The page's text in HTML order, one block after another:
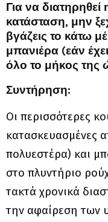
Για να
κατάσταση, μην
βγάζεις το κάτω
μπανιέρα (εάν
όλο το μήκος της
Συντήρηση:
Οι περισσότερες
κατασκευασμένες
πολυεστέρα) και
στο πλυντήριο
τακτά χρονικά
την αφαίρεση των